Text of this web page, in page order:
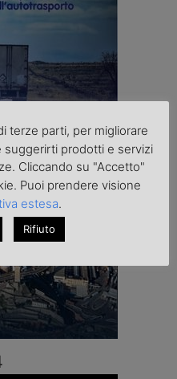
terze parti, per migliorare
suggerirti prodotti e servizi
Cliccando su "Accetto"
Puoi prendere visione
estesa.
Rifiuto